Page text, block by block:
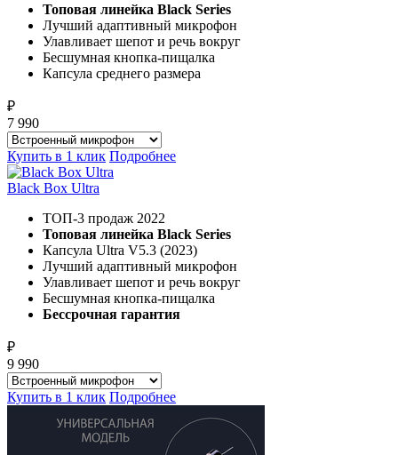
Топовая линейка Black Series
Лучший адаптивный микрофон
Улавливает шепот и речь вокруг
Бесшумная кнопка-пищалка
Капсула среднего размера
₽
7 990
Купить в 1 клик Подробнее
Black Box Ultra
ТОП-3 продаж 2022
Топовая линейка Black Series
Капсула Ultra V5.3 (2023)
Лучший адаптивный микрофон
Улавливает шепот и речь вокруг
Бесшумная кнопка-пищалка
Бессрочная гарантия
₽
9 990
Купить в 1 клик Подробнее